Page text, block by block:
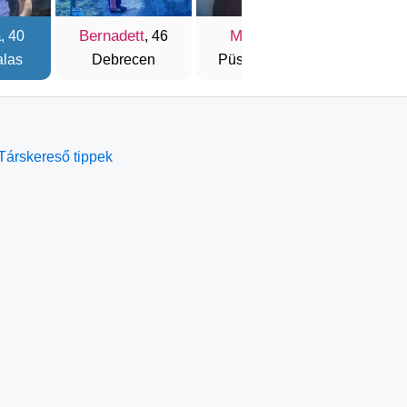
, 40
Bernadett, 46
Debrecen
Marcsi
Püspökladány
tippek